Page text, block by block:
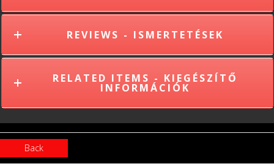
REVIEWS - ISMERTETÉSEK
RELATED ITEMS - KIEGÉSZÍTŐ
INFORMÁCIÓK
Back